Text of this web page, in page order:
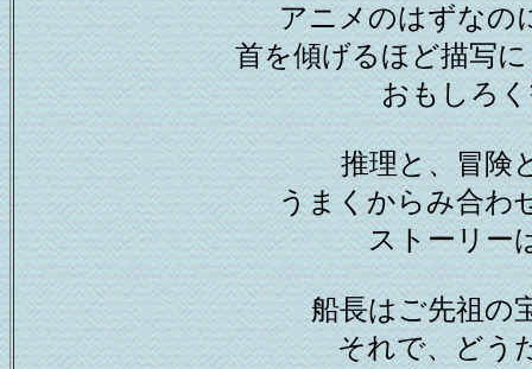
アニメのはずなの
首を傾げるほど描写
おもしろ
推理と、冒険
うまくからみ合わ
ストーリー
船長はご先祖の
それで、どう